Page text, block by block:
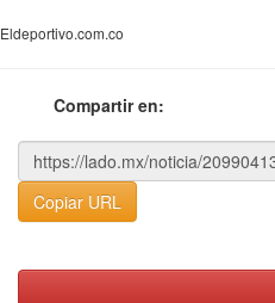
Eldeportivo.com.co
Compartir en:
Copiar URL